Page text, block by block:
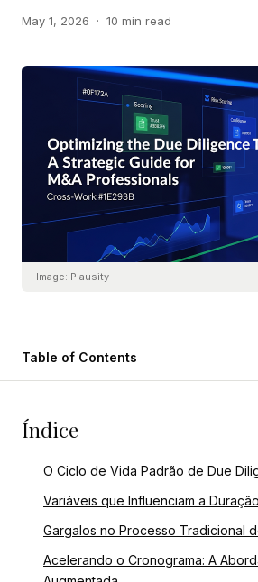
May 1, 2026 · 10 min read
Image: Plausity
Table of Contents
Índice
O Ciclo de Vida Padrão de Due
Variáveis que Influenciam a
Gargalos no Processo Tradicional
Acelerando o Cronograma: A